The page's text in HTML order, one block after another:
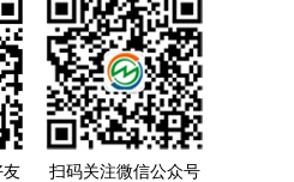
友 扫码关注微信公众号